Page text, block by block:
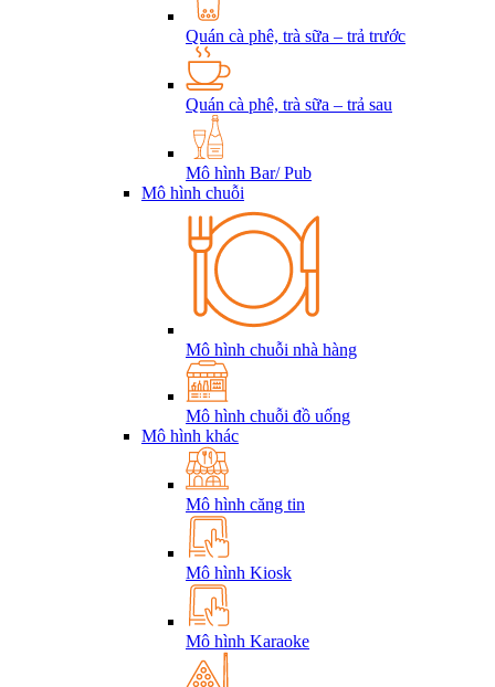
Quán cà phê, trà sữa – trả trước
Quán cà phê, trà sữa – trả sau
Mô hình Bar/ Pub
Mô hình chuỗi
Mô hình chuỗi nhà hàng
Mô hình chuỗi đồ uống
Mô hình khác
Mô hình căng tin
Mô hình Kiosk
Mô hình Karaoke